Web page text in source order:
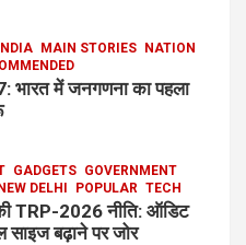
INDIA MAIN STORIES
NATION
में जनगणना का पहला
GADGETS GOVERNMENT
NEW DELHI POPULAR TECH
TRP-2026 नीति: ऑडिट
बढ़ाने पर जोर